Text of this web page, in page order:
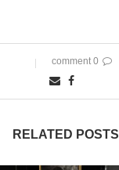
0 comment
RELATED POSTS